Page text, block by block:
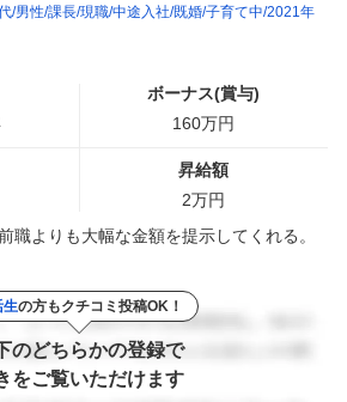
男性 課長 現職 中途入社 既婚 子育て中 2021年
ボーナス(賞与)
160万円
昇給額
2万円
職よりも大幅な金額を提示してくれる。
生の方もクチコミ投稿OK！
のどちらかの登録で
をご覧いただけます